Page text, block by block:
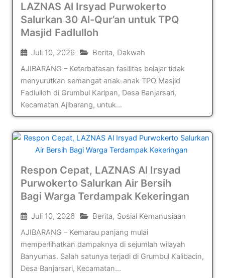
LAZNAS Al Irsyad Purwokerto
Salurkan 30 Al-Qur’an untuk TPQ
Masjid Fadlulloh
Juli 10, 2026 Berita, Dakwah
AJIBARANG – Keterbatasan fasilitas belajar tidak
menyurutkan semangat anak-anak TPQ Masjid
Fadlulloh di Grumbul Karipan, Desa Banjarsari,
Kecamatan Ajibarang, untuk...
Respon Cepat, LAZNAS Al Irsyad
Purwokerto Salurkan Air Bersih
Bagi Warga Terdampak Kekeringan
Juli 10, 2026 Berita, Sosial Kemanusiaan
AJIBARANG – Kemarau panjang mulai
memperlihatkan dampaknya di sejumlah wilayah
Banyumas. Salah satunya terjadi di Grumbul Kalibacin,
Desa Banjarsari, Kecamatan...